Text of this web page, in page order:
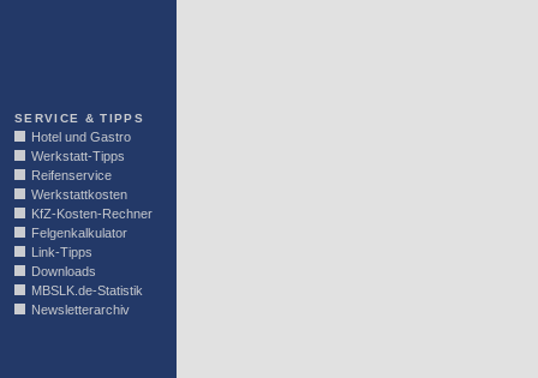
SERVICE & TIPPS
Hotel und Gastro
Werkstatt-Tipps
Reifenservice
Werkstattkosten
KfZ-Kosten-Rechner
Felgenkalkulator
Link-Tipps
Downloads
MBSLK.de-Statistik
Newsletterarchiv